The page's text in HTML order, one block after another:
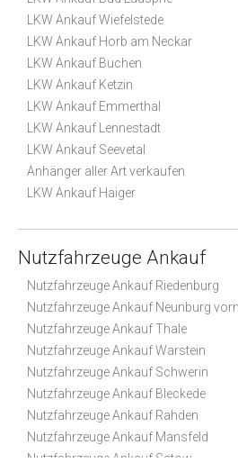
LKW Ankauf Wiefelstede
LKW Ankauf Horb am Neckar
LKW Ankauf Buchen
LKW Ankauf Ketzin
LKW Ankauf Emmerthal
LKW Ankauf Lennestadt
LKW Ankauf Seevetal
Anhänger aller Art verkaufen
LKW Ankauf Haiger
Nutzfahrzeuge Ankauf
Nutzfahrzeuge Ankauf Riedenburg
Nutzfahrzeuge Ankauf Neunburg
Nutzfahrzeuge Ankauf Thale
Nutzfahrzeuge Ankauf Warstein
Nutzfahrzeuge Ankauf Schwerin
Nutzfahrzeuge Ankauf Bleckede
Nutzfahrzeuge Ankauf Rahden
Nutzfahrzeuge Ankauf Mansfeld
Nutzfahrzeuge Ankauf Satow